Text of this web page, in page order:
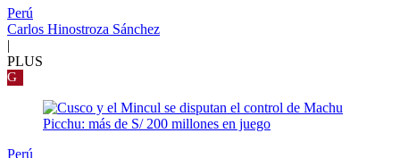
Perú
Carlos Hinostroza Sánchez
PLUS
G
Perú